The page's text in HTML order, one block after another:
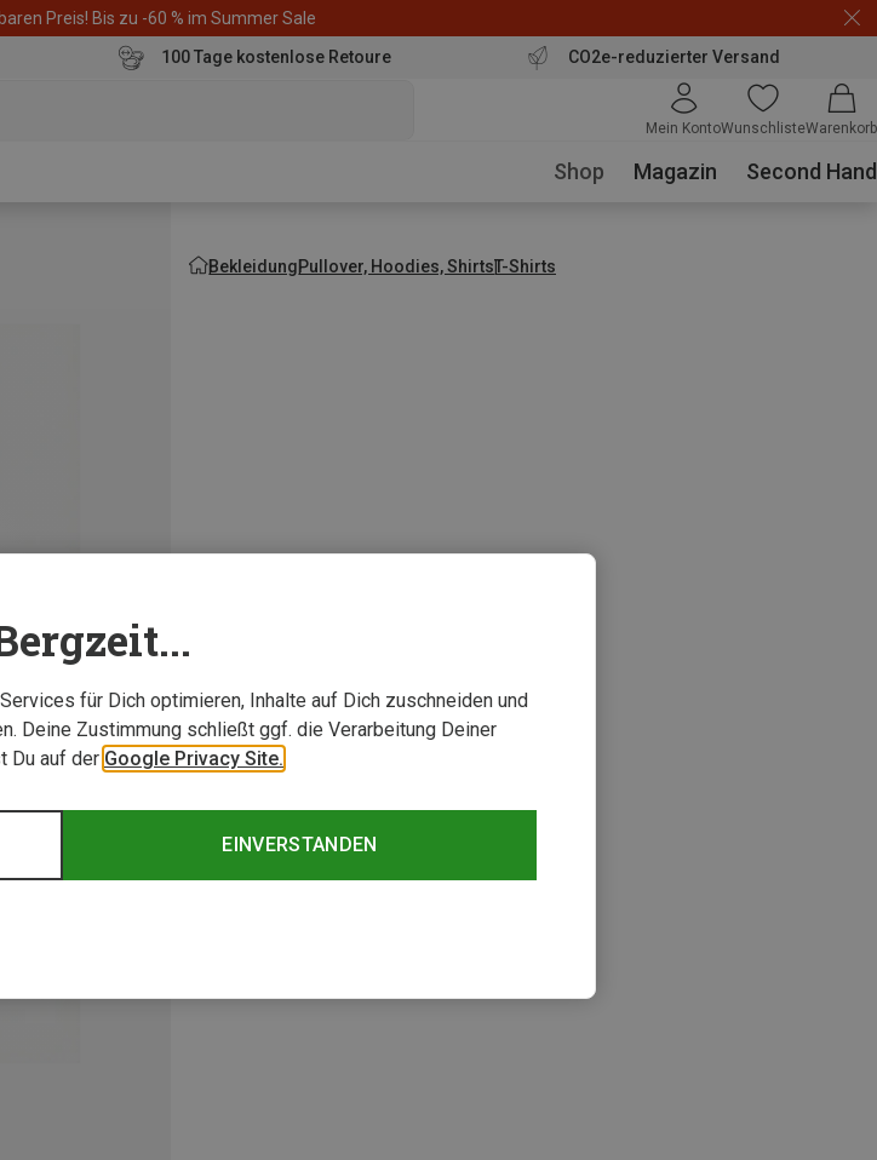
Preis! Bis zu -60 % im Summer Sale
100 Tage kostenlose Retoure CO2e-reduzierter Versand
Mein KontoWunschlisteWarenkorb
Shop Magazin Second Hand
BekleidungPullover, Hoodies, ShirtsT-Shirts
für Dich optimieren, Inhalte auf Dich zuschneiden und
Deine Zustimmung schließt ggf. die Verarbeitung Deiner
Du auf der Google Privacy Site.
EINVERSTANDEN